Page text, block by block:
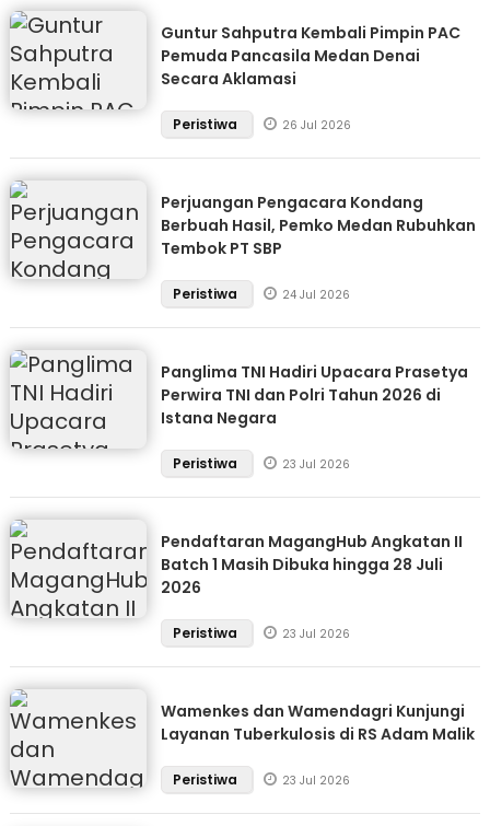
Guntur Sahputra Kembali Pimpin PAC
Pemuda Pancasila Medan Denai
Secara Aklamasi
Peristiwa 26 Jul 2026
Perjuangan Pengacara Kondang
Berbuah Hasil, Pemko Medan Rubuhkan
Tembok PT SBP
Peristiwa 24 Jul 2026
Panglima TNI Hadiri Upacara Prasetya
Perwira TNI dan Polri Tahun 2026 di
Istana Negara
Peristiwa 23 Jul 2026
Pendaftaran MagangHub Angkatan II
Batch 1 Masih Dibuka hingga 28 Juli
2026
Peristiwa 23 Jul 2026
Wamenkes dan Wamendagri Kunjungi
Layanan Tuberkulosis di RS Adam Malik
Peristiwa 23 Jul 2026